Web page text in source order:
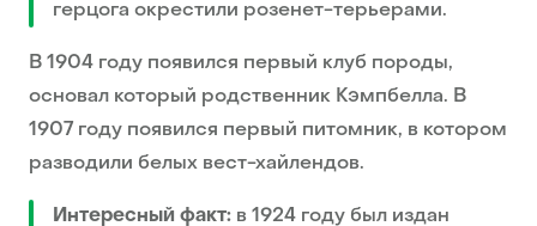
герцога окрестили розенет-терьерами.
В 1904 году появился первый клуб породы,
основал который родственник Кэмпбелла. В
1907 году появился первый питомник, в котором
разводили белых вест-хайлендов.
Интересный факт: в 1924 году был издан